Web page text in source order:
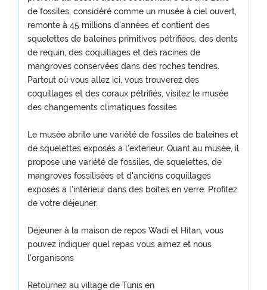
de fossiles; considéré comme un musée à ciel ouvert,
remonte à 45 millions d'années et contient des
squelettes de baleines primitives pétrifiées, des dents
de requin, des coquillages et des racines de
mangroves conservées dans des roches tendres.
Partout où vous allez ici, vous trouverez des
coquillages et des coraux pétrifiés, visitez le musée
des changements climatiques fossiles
Le musée abrite une variété de fossiles de baleines et
de squelettes exposés à l'extérieur. Quant au musée, il
propose une variété de fossiles, de squelettes, de
mangroves fossilisées et d'anciens coquillages
exposés à l'intérieur dans des boîtes en verre. Profitez
de votre déjeuner.
Déjeuner à la maison de repos Wadi el Hitan, vous
pouvez indiquer quel repas vous aimez et nous
l'organisons
Retournez au village de Tunis en